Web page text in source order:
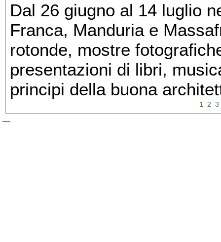
Dal 26 giugno al 14 luglio
Franca, Manduria e
rotonde, mostre
presentazioni di libri,
principi della buona
1 2 3